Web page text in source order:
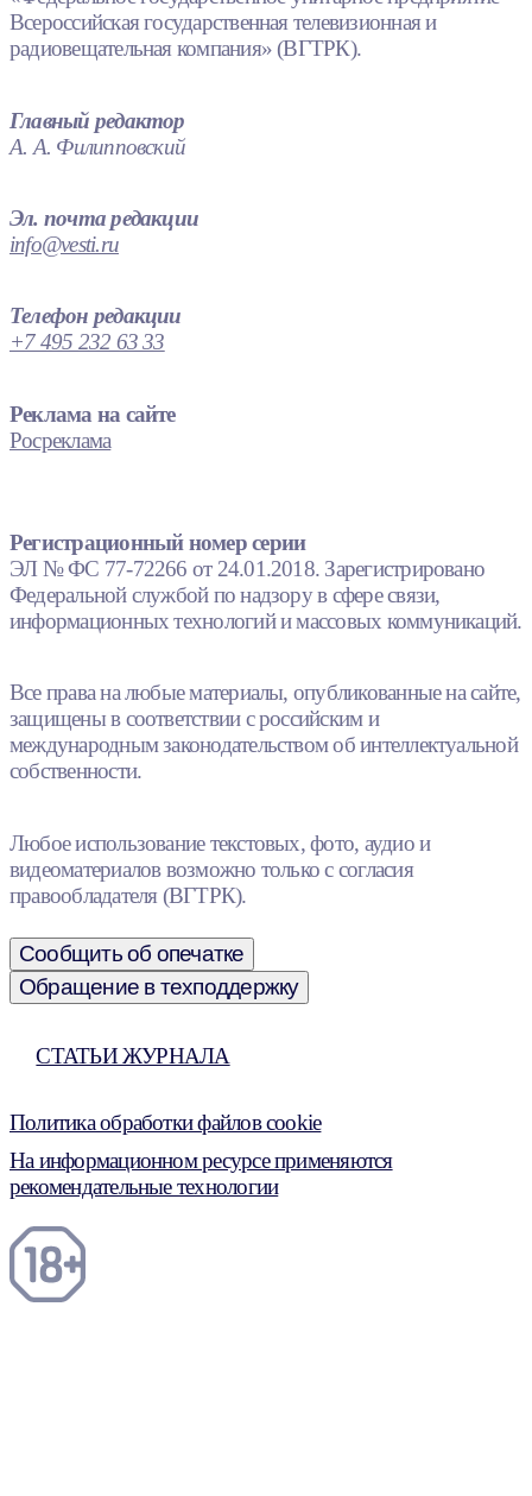
Всероссийская государственная телевизионная и
радиовещательная компания» (ВГТРК).
Главный редактор
А. А. Филипповский
Эл. почта редакции
info@vesti.ru
Телефон редакции
+7 495 232 63 33
Реклама на сайте
Росреклама
Регистрационный номер серии
ЭЛ № ФС 77-72266 от 24.01.2018. Зарегистрировано
Федеральной службой по надзору в сфере связи,
информационных технологий и массовых коммуникаций.
Все права на любые материалы, опубликованные на сайте,
защищены в соответствии с российским и
международным законодательством об интеллектуальной
собственности.
Любое использование текстовых, фото, аудио и
видеоматериалов возможно только с согласия
правообладателя (ВГТРК).
Сообщить об опечатке
Обращение в техподдержку
СТАТЬИ ЖУРНАЛА
Политика обработки файлов cookie
На информационном ресурсе применяются
рекомендательные технологии